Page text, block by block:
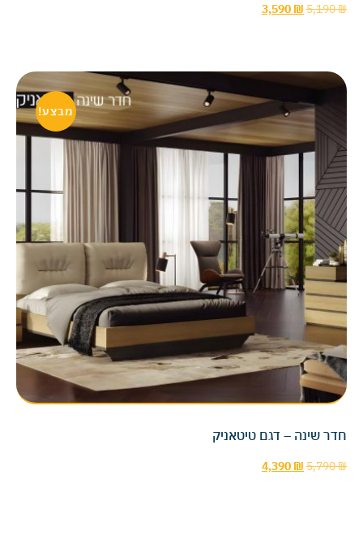
5,190₪
3,590 ₪
מבצע!
חדר שינה – דגם טיטאניק
5,790₪
4,390 ₪